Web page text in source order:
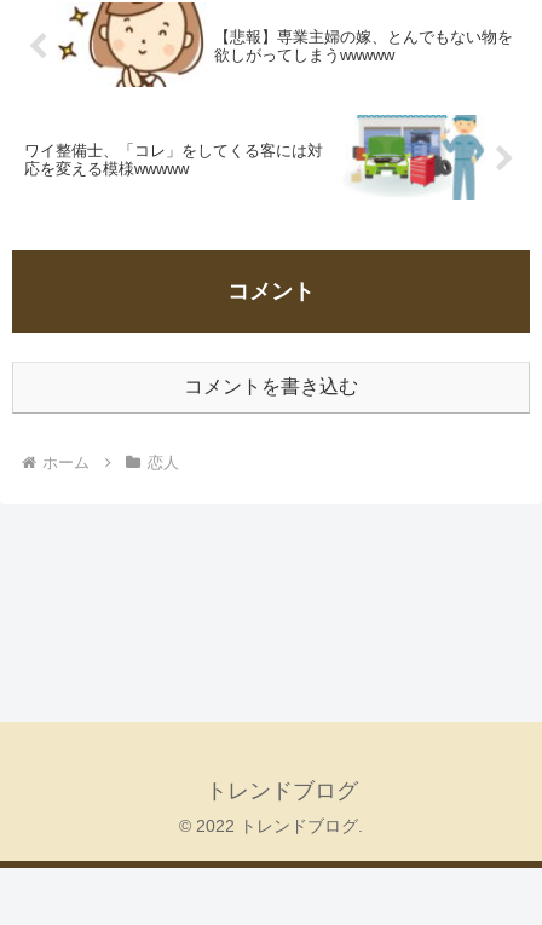
【悲報】専業主婦の嫁、とんでもない物を
欲しがってしまうwwwww
ワイ整備士、「コレ」をしてくる客には対
応を変える模様wwwww
コメント
コメントを書き込む
ホーム 恋人
トレンドブログ
© 2022 トレンドブログ.